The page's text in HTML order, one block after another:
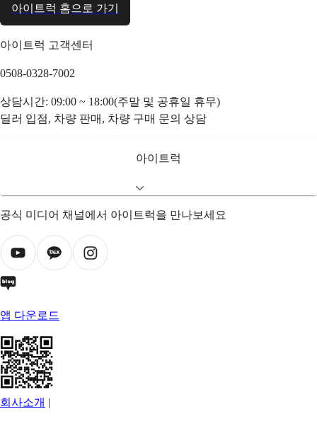
아이트럭 홈으로 가기
아이트럭 고객센터
0508-0328-7002
상담시간: 09:00 ~ 18:00(주말 및 공휴일 휴무)
딜러 입점, 차량 판매, 차량 구매 문의 상담
아이트럭
공식 미디어 채널에서 아이트럭을 만나보세요
앱 다운로드
회사소개 |